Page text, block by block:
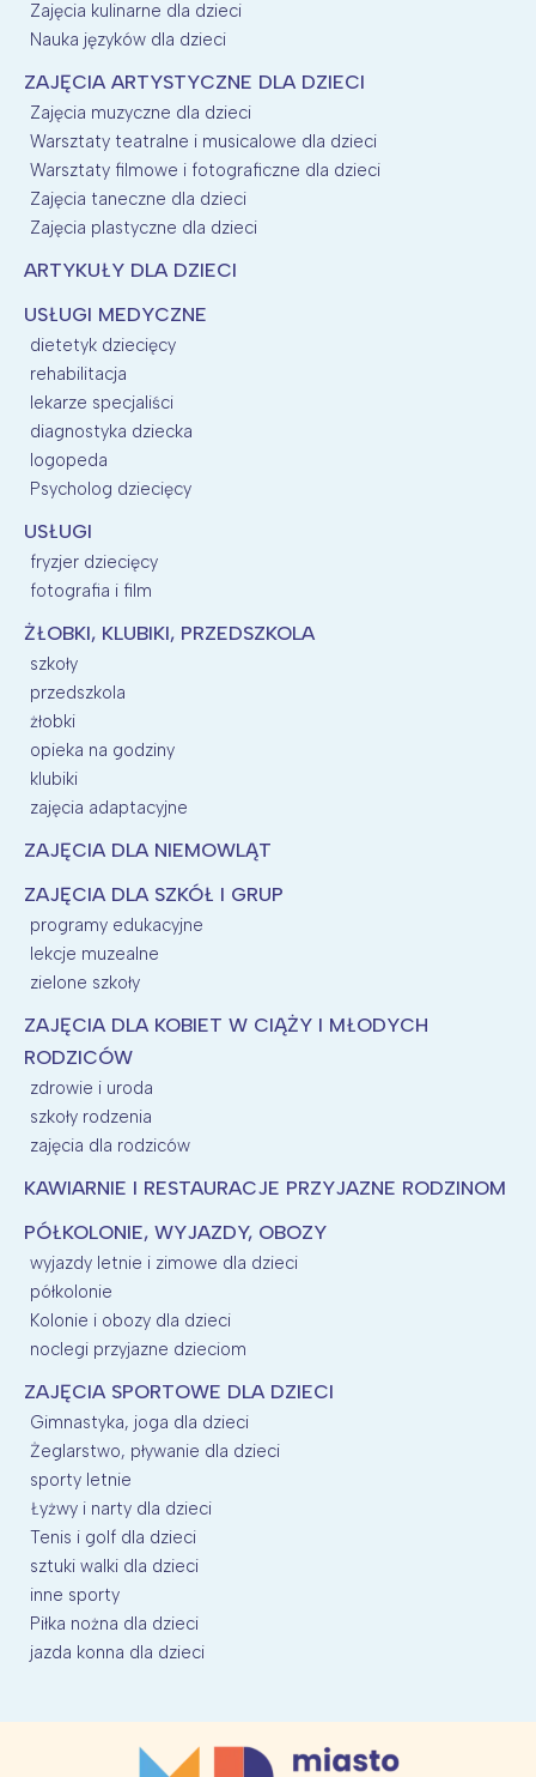
Zajęcia kulinarne dla dzieci
Nauka języków dla dzieci
ZAJĘCIA ARTYSTYCZNE DLA DZIECI
Zajęcia muzyczne dla dzieci
Warsztaty teatralne i musicalowe dla dzieci
Warsztaty filmowe i fotograficzne dla dzieci
Zajęcia taneczne dla dzieci
Zajęcia plastyczne dla dzieci
ARTYKUŁY DLA DZIECI
USŁUGI MEDYCZNE
dietetyk dziecięcy
rehabilitacja
lekarze specjaliści
diagnostyka dziecka
logopeda
Psycholog dziecięcy
USŁUGI
fryzjer dziecięcy
fotografia i film
ŻŁOBKI, KLUBIKI, PRZEDSZKOLA
szkoły
przedszkola
żłobki
opieka na godziny
klubiki
zajęcia adaptacyjne
ZAJĘCIA DLA NIEMOWLĄT
ZAJĘCIA DLA SZKÓŁ I GRUP
programy edukacyjne
lekcje muzealne
zielone szkoły
ZAJĘCIA DLA KOBIET W CIĄŻY I MŁODYCH
RODZICÓW
zdrowie i uroda
szkoły rodzenia
zajęcia dla rodziców
KAWIARNIE I RESTAURACJE PRZYJAZNE RODZINOM
PÓŁKOLONIE, WYJAZDY, OBOZY
wyjazdy letnie i zimowe dla dzieci
półkolonie
Kolonie i obozy dla dzieci
noclegi przyjazne dzieciom
ZAJĘCIA SPORTOWE DLA DZIECI
Gimnastyka, joga dla dzieci
Żeglarstwo, pływanie dla dzieci
sporty letnie
Łyżwy i narty dla dzieci
Tenis i golf dla dzieci
sztuki walki dla dzieci
inne sporty
Piłka nożna dla dzieci
jazda konna dla dzieci